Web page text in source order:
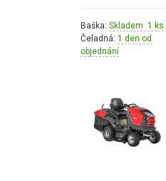
Baška: Skladem 1 ks
Čeladná: 1 den od
objednání